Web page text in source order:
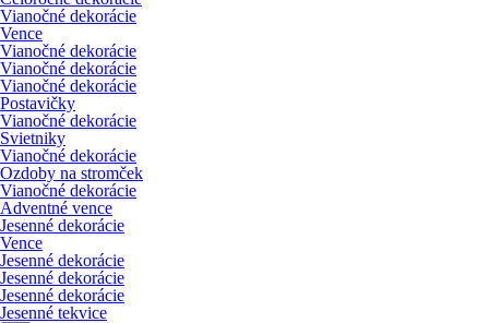
Vianočné dekorácie
Vence
Vianočné dekorácie
Vianočné dekorácie
Vianočné dekorácie
Postavičky
Vianočné dekorácie
Svietniky
Vianočné dekorácie
Ozdoby na stromček
Vianočné dekorácie
Adventné vence
Jesenné dekorácie
Vence
Jesenné dekorácie
Jesenné dekorácie
Jesenné dekorácie
Jesenné tekvice